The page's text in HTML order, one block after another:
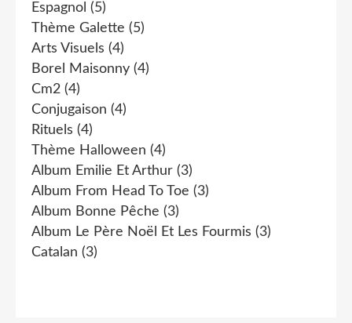
Espagnol (5)
Thème Galette (5)
Arts Visuels (4)
Borel Maisonny (4)
Cm2 (4)
Conjugaison (4)
Rituels (4)
Thème Halloween (4)
Album Emilie Et Arthur (3)
Album From Head To Toe (3)
Album Bonne Pêche (3)
Album Le Père Noël Et Les Fourmis (3)
Catalan (3)